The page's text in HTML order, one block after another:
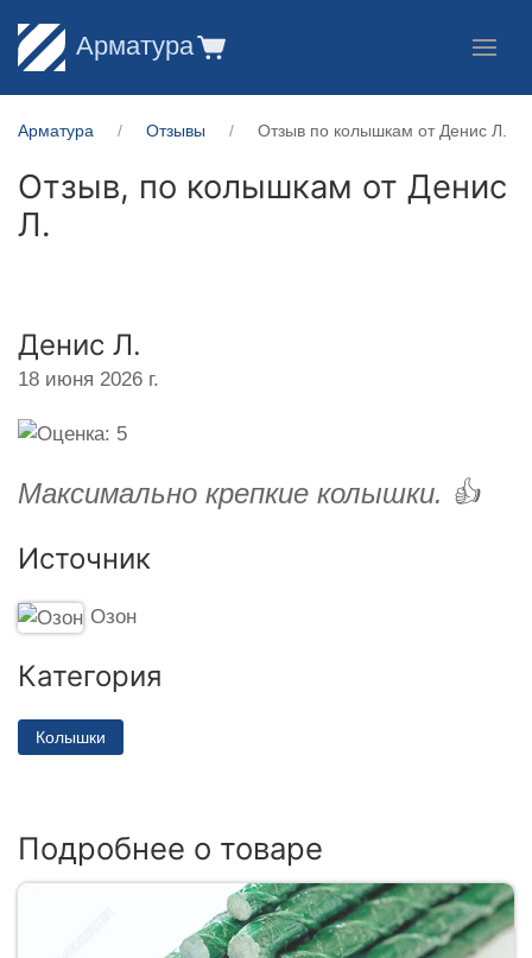
Арматура
Арматура Отзывы Отзыв по колышкам от Денис Л.
Отзыв, по колышкам от Денис
Л.
Денис Л.
18 июня 2026 г.
Максимально крепкие колышки. 👍
Источник
Озон
Категория
Колышки
Подробнее о товаре